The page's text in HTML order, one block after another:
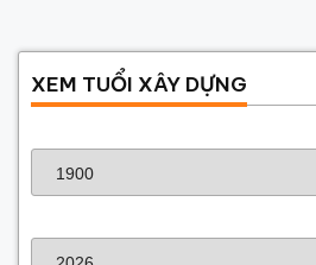
XEM TUỔI XÂY DỰNG